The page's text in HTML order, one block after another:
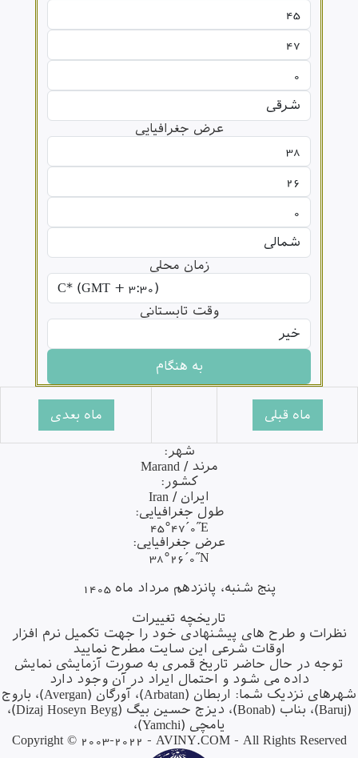
عرض جغرافیایی
زمان محلی
وقت تابستانی
شهر:
مرند / Marand
کشور:
ایران / Iran
طول جغرافیایی:
45°47´0˝E
عرض جغرافیایی:
38°26´0˝N
پنج شنبه، پانزدهم مرداد ماه 1405
تاریخچه تغییرات
نظرات و طرح های پیشنهادی خود را جهت تکمیل نرم افزار
اوقات شرعی این سایت مطرح نمایید
توجه در حال حاضر تاریخ قمری به صورت آزمایشی نمایش
داده می شود و احتمال ایراد در آن وجود دارد
نزدیک شما:اربطان (Arbatan) ،آورگان (Avergan) ،باروج
،بناب (Bonab) ،دیزج حسین بیگ (Dizaj Hoseyn Beyg)
،
یامچی (Yamchi)
،
Copyright © 2003-2022 -AVINY.COM - All Rights Reserved